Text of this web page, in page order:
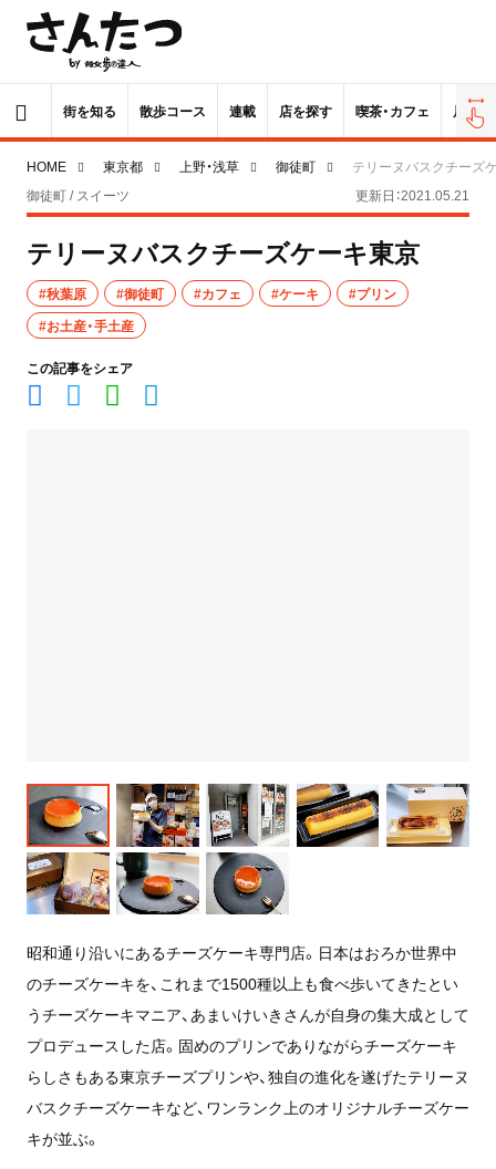
街を知る 散歩コース 連載 店を探す 喫茶・カフェ 居酒屋
HOME 東京都 上野・浅草 御徒町
テリーヌバスクチーズ
御徒町 / スイーツ
更新日：2021.05.21
テリーヌバスクチーズケーキ東京
#秋葉原 #御徒町 #カフェ #ケーキ
#プリン
#お土産・手土産
この記事をシェア
昭和通り沿いにあるチーズケーキ専門店。日本はおろか世界中
のチーズケーキを、これまで1500種以上も食べ歩いてきたとい
うチーズケーキマニア、あまいけいきさんが自身の集大成として
プロデュースした店。固めのプリンでありながらチーズケーキ
らしさもある東京チーズプリンや、独自の進化を遂げたテリーヌ
バスクチーズケーキなど、ワンランク上のオリジナルチーズケー
キが並ぶ。